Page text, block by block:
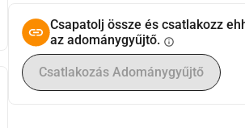
Csapatolj össze és csatlakozz
az adománygyűjtő. info
Csatlakozás Adománygyűjtő